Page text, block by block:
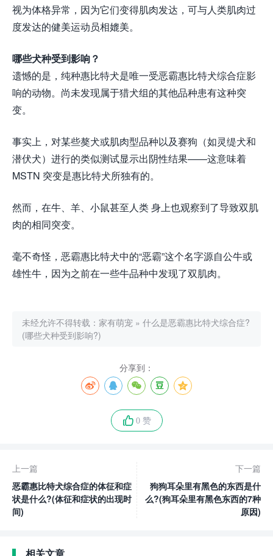
视为体格异常，因为它们变得肌肉发达，可与人类肌肉过
度发达的健美运动员相媲美。
哪些犬种受到影响？
遗憾的是，纯种惠比特犬是唯一受恶霸惠比特犬综合症影
响的动物。尚未发现属于猎犬组的其他品种患有这种突
变。
事实上，对某些獒犬或肌肉型品种以及赛狗（如灵缇犬和
潜伏犬）进行的类似测试显示出阴性结果——这意味着
MSTN 突变是惠比特犬所独有的。
然而，在牛、羊、小鼠甚至人类 身上也观察到了导致双肌
肉的相同突变。
毫不奇怪，恶霸惠比特犬中的“恶霸”这个名字源自公牛或
雄性牛，因为之前在一些牛品种中发现了双肌肉。
未经允许不得转载： 家有萌宠 » 什么是恶霸惠比特犬综合症?
(哪些犬种受到影响?)
分享到：
0 赞
上一篇
恶霸惠比特犬综合症的体征和症
状是什么?(体征和症状的出现时
间)
下一篇
狗狗耳朵里有黑色的东西是什
么?(狗耳朵里有黑色东西的7种
原因)
相关文章